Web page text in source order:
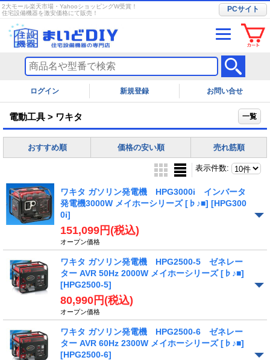
2大モール楽天市場・YahooショッピングW受賞！
住宅設備機器を激安価格にて販売！
PCサイト
ログイン お問い合せ
電動工具 > ワキタ 一覧
おすすめ順 価格の安い順 売れ筋順
表示件数:
ワキタ ガソリン発電機 HPG3000i インバータ
発電機3000W メイホーシリーズ [♭♪■] [HPG300
0i]
151,099円 (税込)
オープン価格
ワキタ ガソリン発電機 HPG2500-5 ゼネレー
ター AVR 50Hz 2000W メイホーシリーズ [♭♪■]
[HPG2500-5]
80,990円 (税込)
オープン価格
ワキタ ガソリン発電機 HPG2500-6 ゼネレー
ター AVR 60Hz 2300W メイホーシリーズ [♭♪■]
[HPG2500-6]